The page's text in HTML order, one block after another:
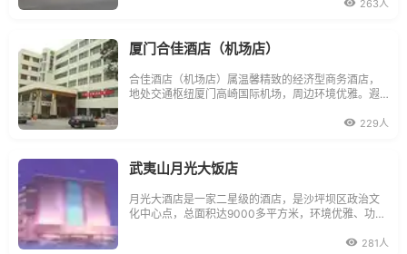
263人
厦门合佳酒店（机场店）
合佳酒店（机场店）属温馨精致的经济型商务酒店，
地处交通枢纽厦门高崎国际机场，周边环境优雅。遐
店，酒店设计与装修风格独巨匠心，追求自然、时229人
武夷山月光大饭店
月光大酒店是一家二星级的酒店，是沙坪坝区政治文
化中心点，总面积达9000多平方米，环境优雅、功能
酒店设施豪华典雅，精致细致，拥有标准客房、豪华
281人